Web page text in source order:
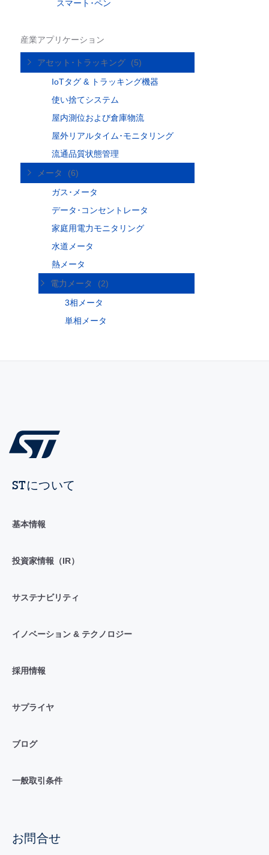
スマート･ペン
産業アプリケーション
アセット･トラッキング
(5)
IoTタグ & トラッキング機器
使い捨てシステム
屋内測位および倉庫物流
屋外リアルタイム･モニタリング
流通品質状態管理
メータ
(6)
ガス･メータ
データ･コンセントレータ
家庭用電力モニタリング
水道メータ
熱メータ
電力メータ
(2)
3相メータ
単相メータ
STについて
基本情報
投資家情報（IR）
サステナビリティ
イノベーション & テクノロジー
採用情報
サプライヤ
ブログ
一般取引条件
お問合せ